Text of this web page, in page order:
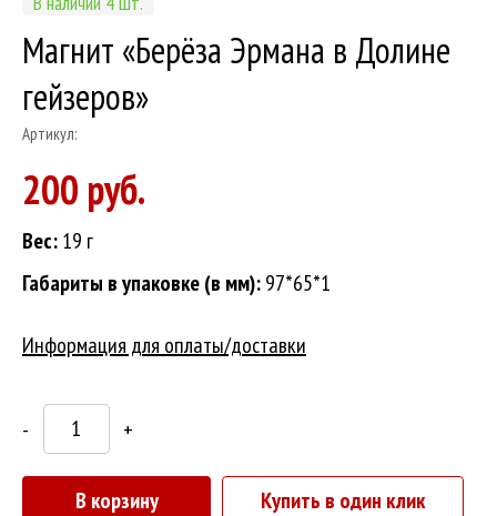
Магнит «Берёза Эрмана в Долине
гейзеров»
Артикул:
200 руб.
Вес:19 г
Габариты в упаковке (в мм):97*65*1
Информация для оплаты/доставки
- +
В корзину Купить в один клик